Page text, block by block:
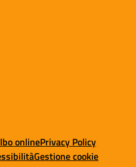
onlinePrivacy Policy
Gestione cookie